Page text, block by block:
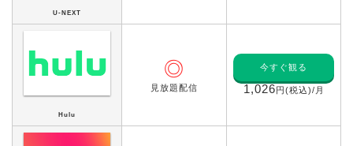
U-NEXT
Hulu
◎
見放題配信
今すぐ観る
1,026円(税込)/月